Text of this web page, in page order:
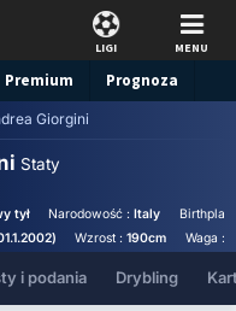
LIGI MENU
Premium Prognoza
Giorgini
Staty
tył Narodowość :Italy
Wzrost :190cm Waga :
i podania Drybling